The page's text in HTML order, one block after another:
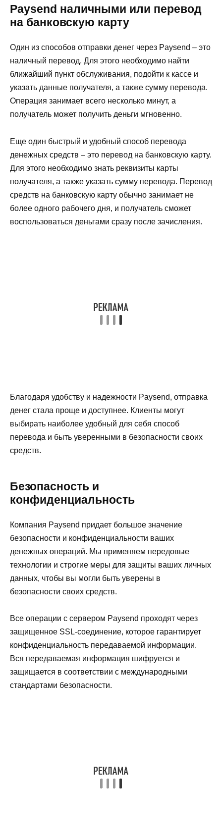
Paysend наличными или перевод
на банковскую карту
Один из способов отправки денег через Paysend – это
наличный перевод. Для этого необходимо найти
ближайший пункт обслуживания, подойти к кассе и
указать данные получателя, а также сумму перевода.
Операция занимает всего несколько минут, а
получатель может получить деньги мгновенно.
Еще один быстрый и удобный способ перевода
денежных средств – это перевод на банковскую карту.
Для этого необходимо знать реквизиты карты
получателя, а также указать сумму перевода. Перевод
средств на банковскую карту обычно занимает не
более одного рабочего дня, и получатель сможет
воспользоваться деньгами сразу после зачисления.
Благодаря удобству и надежности Paysend, отправка
денег стала проще и доступнее. Клиенты могут
выбирать наиболее удобный для себя способ
перевода и быть уверенными в безопасности своих
средств.
Безопасность и
конфиденциальность
Компания Paysend придает большое значение
безопасности и конфиденциальности ваших
денежных операций. Мы применяем передовые
технологии и строгие меры для защиты ваших личных
данных, чтобы вы могли быть уверены в
безопасности своих средств.
Все операции с сервером Paysend проходят через
защищенное SSL-соединение, которое гарантирует
конфиденциальность передаваемой информации.
Вся передаваемая информация шифруется и
защищается в соответствии с международными
стандартами безопасности.